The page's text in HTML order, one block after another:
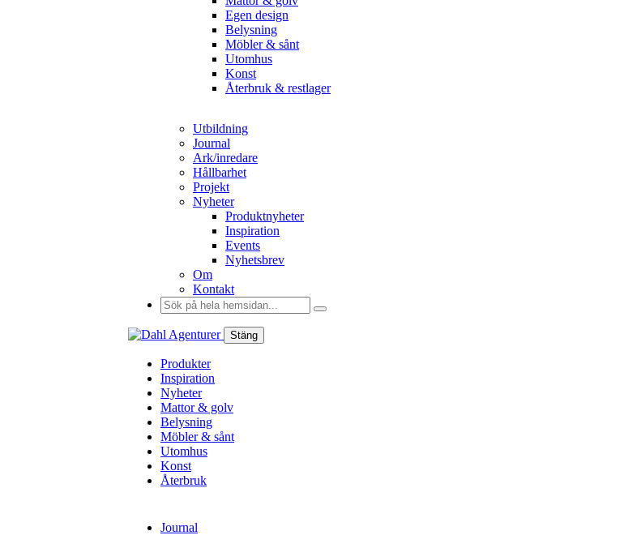
Egen design
Belysning
Möbler & sånt
Utomhus
Konst
Återbruk & restlager
Utbildning
Journal
Ark/inredare
Hållbarhet
Projekt
Nyheter
Produktnyheter
Inspiration
Events
Nyhetsbrev
Om
Kontakt
Sök
efter:
Stäng
Produkter
Inspiration
Nyheter
Mattor & golv
Belysning
Möbler & sånt
Utomhus
Konst
Återbruk
Journal